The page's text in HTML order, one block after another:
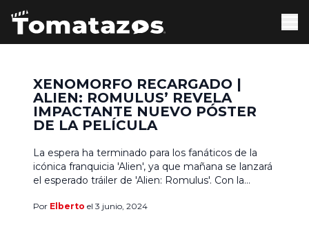
XENOMORFO RECARGADO |
ALIEN: ROMULUS’ REVELA
IMPACTANTE NUEVO PÓSTER
DE LA PELÍCULA
La espera ha terminado para los fanáticos de la
icónica franquicia 'Alien', ya que mañana se lanzará
el esperado tráiler de 'Alien: Romulus'. Con la
expectación está en su punto más alto. En marzo
Por Elberto el 3 junio, 2024